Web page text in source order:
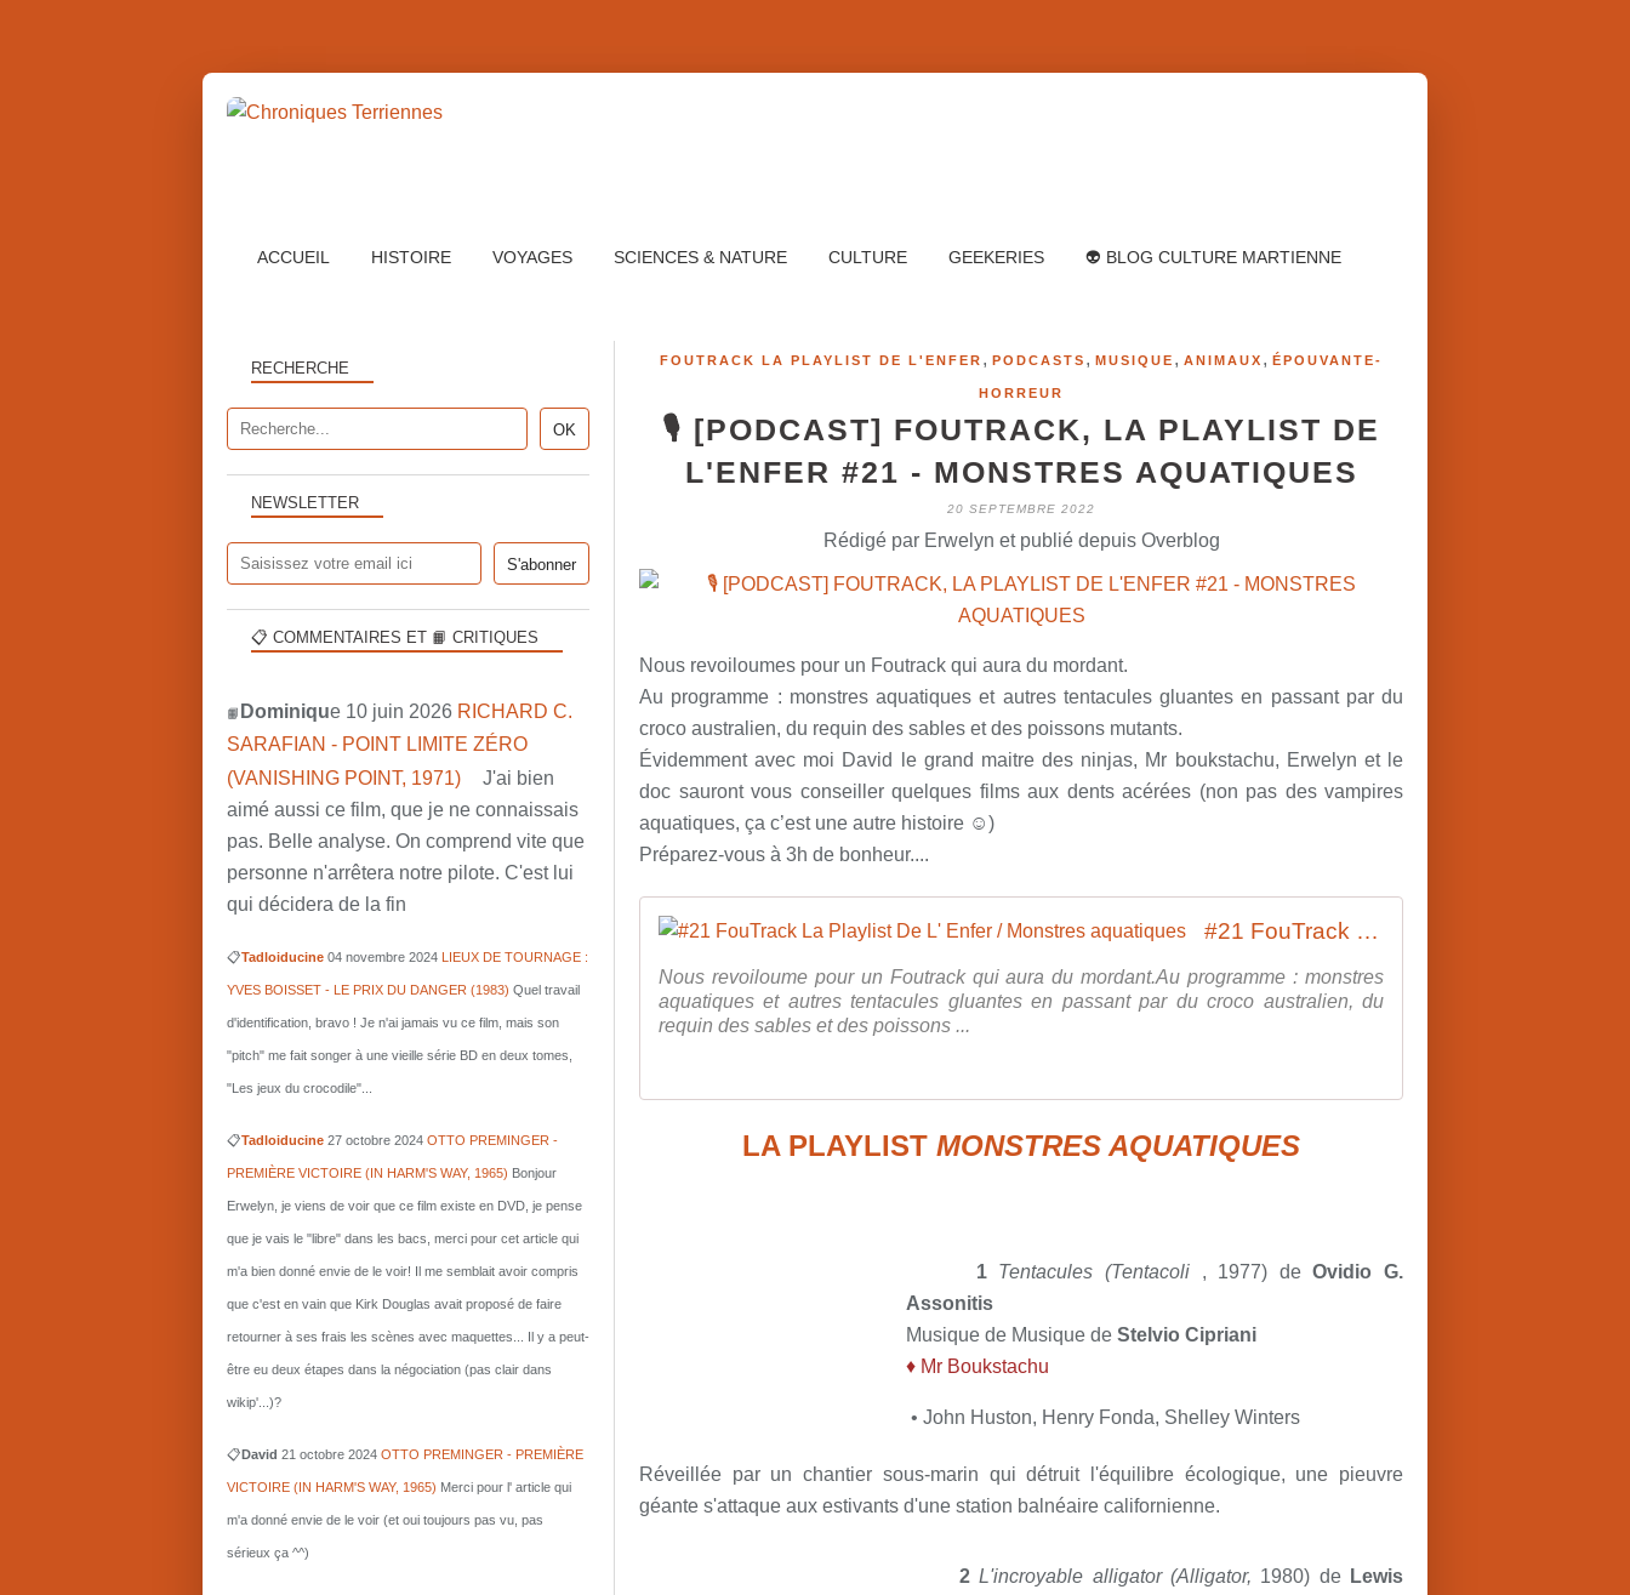
ACCUEIL HISTOIRE VOYAGES SCIENCES & NATURE CULTURE GEEKERIES 👽 BLOG CULTURE MARTIENNE
FOUTRACK LA PLAYLIST DE L'ENFER , PODCASTS , MUSIQUE , ANIMAUX , ÉPOUVANTE-
HORREUR
🎙️ [PODCAST] FOUTRACK, LA PLAYLIST DE
L'ENFER #21 - MONSTRES AQUATIQUES
20 SEPTEMBRE 2022
Rédigé par Erwelyn et publié depuis Overblog
Nous revoiloumes pour un Foutrack qui aura du mordant.
Au programme : monstres aquatiques et autres tentacules gluantes en passant par du
croco australien, du requin des sables et des poissons mutants.
Évidemment avec moi David le grand maitre des ninjas, Mr boukstachu, Erwelyn et le
doc sauront vous conseiller quelques films aux dents acérées (non pas des vampires
aquatiques, ça c’est une autre histoire ☺)
Préparez-vous à 3h de bonheur....
#21 FouTrack La Playlist De L' Enfer / Monstres aquatiques
Nous revoiloume pour un Foutrack qui aura du mordant.Au programme : monstres
aquatiques et autres tentacules gluantes en passant par du croco australien, du
requin des sables et des poissons ...
LA PLAYLIST MONSTRES AQUATIQUES
1 Tentacules (Tentacoli , 1977) deOvidio G.
Assonitis
Musique de Musique de Stelvio Cipriani
♦ Mr Boukstachu
• John Huston, Henry Fonda, Shelley Winters
Réveillée par un chantier sous-marin qui détruit l'équilibre écologique, une pieuvre
géante s'attaque aux estivants d'une station balnéaire californienne.
2 L'incroyable alligator (Alligator, 1980) de Lewis
NEWSLETTER
RECHERCHE
📋 COMMENTAIRES ET 📙 CRITIQUES
📙 Dominique 10 juin 2026 RICHARD C.
SARAFIAN - POINT LIMITE ZÉRO
(VANISHING POINT, 1971)
J'ai bien
aimé aussi ce film, que je ne connaissais
pas. Belle analyse. On comprend vite que
personne n'arrêtera notre pilote. C'est lui
qui décidera de la fin
📋Tadloiducine 04 novembre 2024 LIEUX DE TOURNAGE :
YVES BOISSET - LE PRIX DU DANGER (1983) Quel travail
d'identification, bravo ! Je n'ai jamais vu ce film, mais son
"pitch" me fait songer à une vieille série BD en deux tomes,
"Les jeux du crocodile"...
📋Tadloiducine 27 octobre 2024 OTTO PREMINGER -
PREMIÈRE VICTOIRE (IN HARM'S WAY, 1965) Bonjour
Erwelyn, je viens de voir que ce film existe en DVD, je pense
que je vais le "libre" dans les bacs, merci pour cet article qui
m'a bien donné envie de le voir! Il me semblait avoir compris
que c'est en vain que Kirk Douglas avait proposé de faire
retourner à ses frais les scènes avec maquettes... Il y a peut-
être eu deux étapes dans la négociation (pas clair dans
wikip'...)?
📋David 21 octobre 2024 OTTO PREMINGER - PREMIÈRE
VICTOIRE (IN HARM'S WAY, 1965) Merci pour l' article qui
m'a donné envie de le voir (et oui toujours pas vu, pas
sérieux ça ^^)